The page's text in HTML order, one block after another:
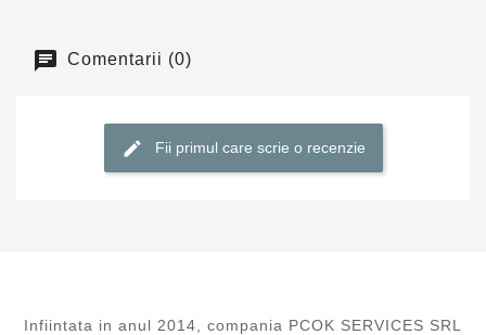
Comentarii (0)
Fii primul care scrie o recenzie
Infiintata in anul 2014, compania PCOK SERVICES SRL